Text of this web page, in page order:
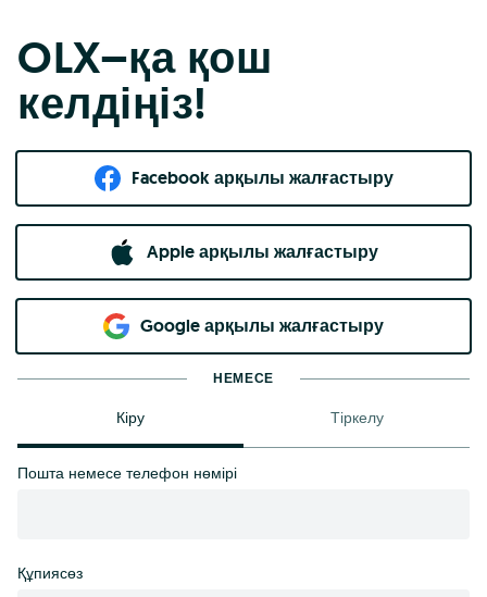
OLX–қа қош
келдіңіз!
Facebook арқылы жалғастыру
Apple арқылы жалғастыру
Google арқылы жалғастыру
НЕМЕСЕ
Кіру Тіркелу
Пошта немесе телефон нөмірі
Құпиясөз